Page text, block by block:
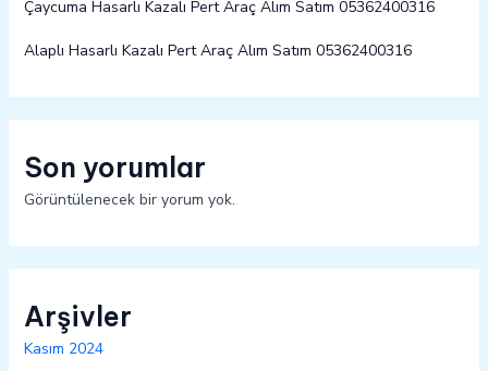
Çaycuma Hasarlı Kazalı Pert Araç Alım Satım 05362400316
Alaplı Hasarlı Kazalı Pert Araç Alım Satım 05362400316
Son yorumlar
Görüntülenecek bir yorum yok.
Arşivler
Kasım 2024